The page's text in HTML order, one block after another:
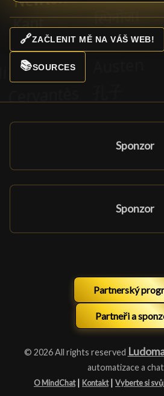
🔗ZAČLENIT MĚ NA VÁŠ WEB!
📚SOURCES
Sponzor
Sponzor
Partnerský
Partneři a
© 2026 All rights reserved
automatizace a
O MindChat | Kontakt | Vyberte si